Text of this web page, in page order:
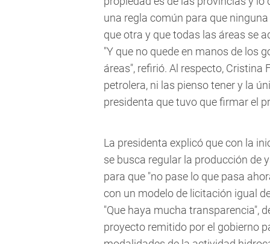
una regla común para que
que otra y que todas las áreas se
"Y que no quede en manos de los
áreas", refirió. Al respecto, Cristina
petrolera, ni las pienso tener y la
presidenta que tuvo que firmar el
La presidenta explicó que con la
se busca regular la producción de
para que "no pase lo que pasa
con un modelo de licitación igual
"Que haya mucha transparencia",
proyecto remitido por el gobierno